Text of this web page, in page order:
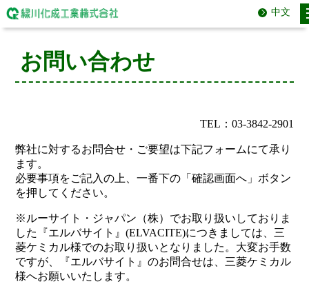
中文
お問い合わせ
TEL：03-3842-2901
弊社に対するお問合せ・ご要望は下記フォームにて承り
ます。
必要事項をご記入の上、一番下の「確認画面へ」ボタン
を押してください。
※ルーサイト・ジャパン（株）でお取り扱いしておりま
した『エルバサイト』(ELVACITE)につきましては、三
菱ケミカル様でのお取り扱いとなりました。大変お手数
ですが、『エルバサイト』のお問合せは、三菱ケミカル
様へお願いいたします。